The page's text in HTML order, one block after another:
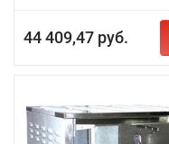
44 409,47 руб.